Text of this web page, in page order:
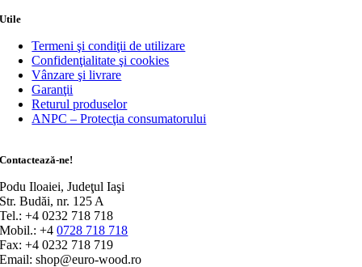
Utile
Termeni şi condiţii de utilizare
Confidenţialitate şi cookies
Vânzare şi livrare
Garanţii
Returul produselor
ANPC – Protecţia consumatorului
Contactează-ne!
Podu Iloaiei, Judeţul Iaşi
Str. Budăi, nr. 125 A
Tel.: +4 0232 718 718
Mobil.: +40728 718 718
Fax: +4 0232 718 719
Email: shop@euro-wood.ro